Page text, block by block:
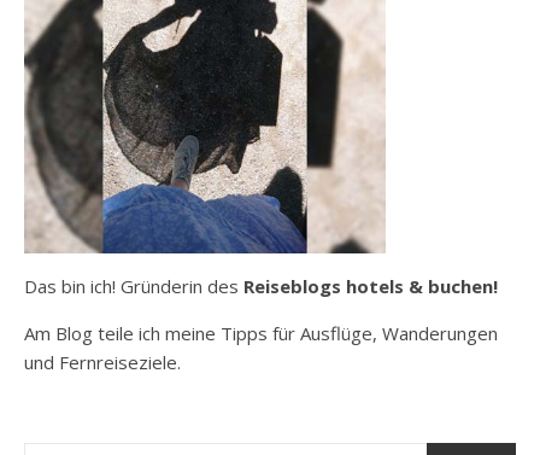
Das bin ich! Gründerin des Reiseblogs hotels & buchen!
Am Blog teile ich meine Tipps für Ausflüge, Wanderungen
und Fernreiseziele.